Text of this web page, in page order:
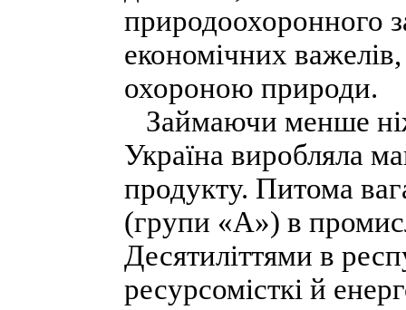
природоохоронного
економічних
охороною природи.
Займаючи менше
Україна виробляла
продукту. Питома
(групи «А») в
Десятиліттями в
ресурсомісткі й